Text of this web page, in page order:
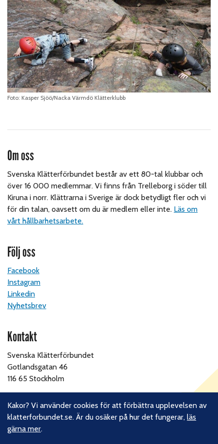
Foto: Kasper Sjöö/Nacka Värmdö Klätterklubb
Om oss
Svenska Klätterförbundet består av ett 80-tal klubbar och
över 16 000 medlemmar. Vi finns från Trelleborg i söder till
Kiruna i norr. Klättrarna i Sverige är dock betydligt fler och vi
för din talan, oavsett om du är medlem eller inte. Läs om
vårt hållbarhetsarbete.
Följ oss
Facebook
Instagram
Linkedin
Nyhetsbrev
Kontakt
Svenska Klätterförbundet
Gotlandsgatan 46
116 65 Stockholm
E-post: kansliet@klatterforbundet.rf.se
Övriga kontaktuppgifter
Kakor? Vi använder cookies för att förbättra upplevelsen av
klatterforbundet.se. Är du osäker på hur det fungerar,läs
gärna mer.